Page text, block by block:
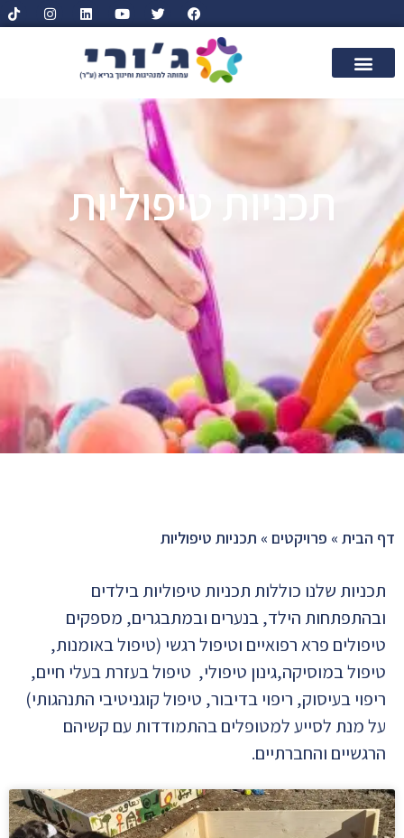
תכניות טיפוליות
דף הבית » פרויקטים » תכניות טיפוליות
תכניות שלנו כוללות תכניות טיפוליות בילדים
ובהתפתחות הילד, בנערים ובמתבגרים, מספקים
טיפולים פרא רפואיים וטיפול רגשי (טיפול באומנות,
טיפול במוסיקה,גינון טיפולי, טיפול בעזרת בעלי חיים,
ריפוי בעיסוק, ריפוי בדיבור, טיפול קוגניטיבי התנהגותי)
על מנת לסייע למטופלים בהתמודדות עם קשיהם
הרגשיים והחברתיים.